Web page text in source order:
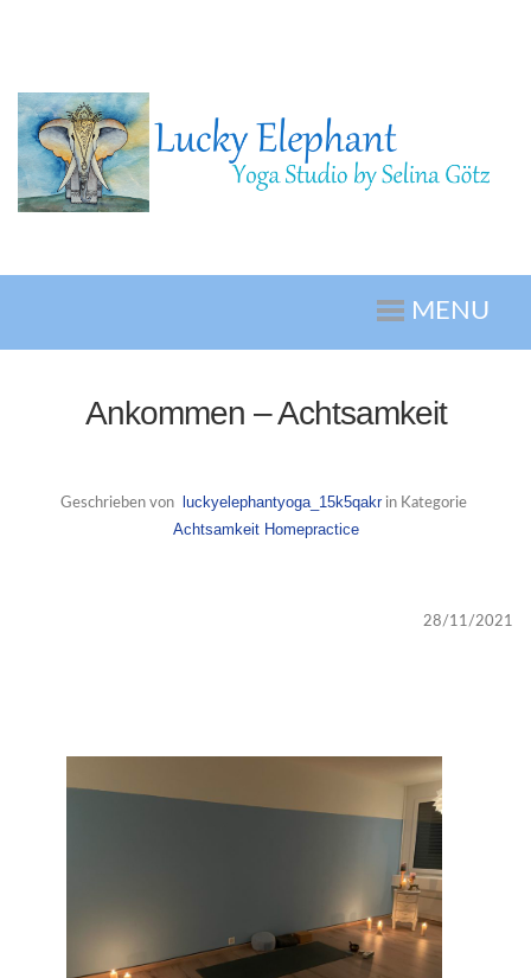
MENU
Ankommen – Achtsamkeit
Geschrieben von luckyelephantyoga_15k5qakrin Kategorie
Achtsamkeit Homepractice
28/11/2021